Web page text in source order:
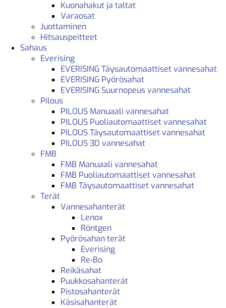
Kuonahakut ja taltat
Varaosat
Juottaminen
Hitsauspeitteet
Sahaus
Everising
EVERISING Täysautomaattiset vannesahat
EVERISING Pyörösahat
EVERISING Suurnopeus vannesahat
Pilous
PILOUS Manuaali vannesahat
PILOUS Puoliautomaattiset vannesahat
PILOUS Täysautomaattiset vannesahat
PILOUS 3D vannesahat
FMB
FMB Manuaali vannesahat
FMB Puoliautomaattiset vannesahat
FMB Täysautomaattiset vannesahat
Terät
Vannesahanterät
Lenox
Röntgen
Pyörösahan terät
Everising
Re-Bo
Reikäsahat
Puukkosahanterät
Pistosahanterät
Käsisahanterät